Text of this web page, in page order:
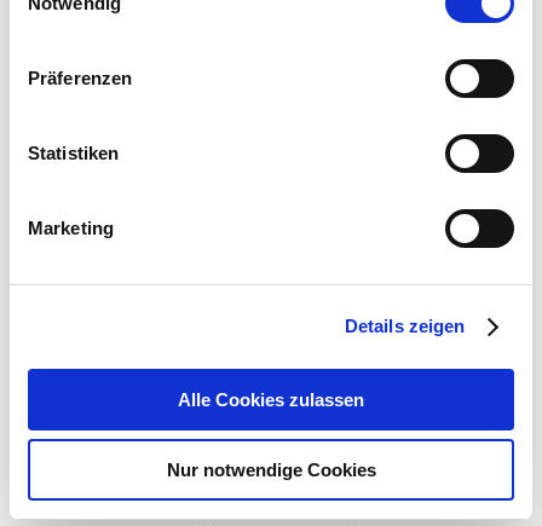
Präferenzen
Statistiken
Marketing
Details zeigen
Alle Cookies zulassen
Nur notwendige Cookies
Passgenaues Zubehör für EXO BASIC, COMFORT,
Lange Lebensdauer und hohe Lichtausbeute